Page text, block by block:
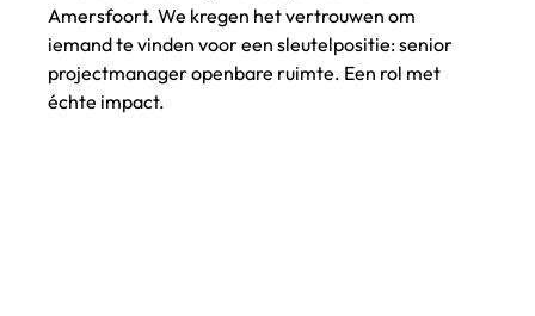
Amersfoort. We kregen het vertrouwen om
iemand te vinden voor een sleutelpositie: senior
projectmanager openbare ruimte. Een rol met
échte impact.